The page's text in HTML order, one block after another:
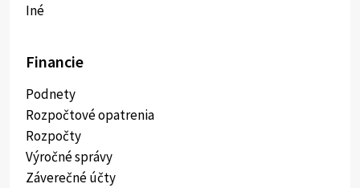
Iné
Financie
Podnety
Rozpočtové opatrenia
Rozpočty
Výročné správy
Záverečné účty